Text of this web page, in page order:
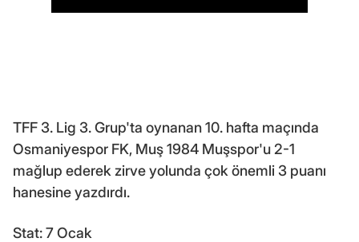
TFF 3. Lig 3. Grup'ta oynanan 10. hafta maçında
Osmaniyespor FK, Muş 1984 Muşspor'u 2-1
mağlup ederek zirve yolunda çok önemli 3 puanı
hanesine yazdırdı.
Stat: 7 Ocak